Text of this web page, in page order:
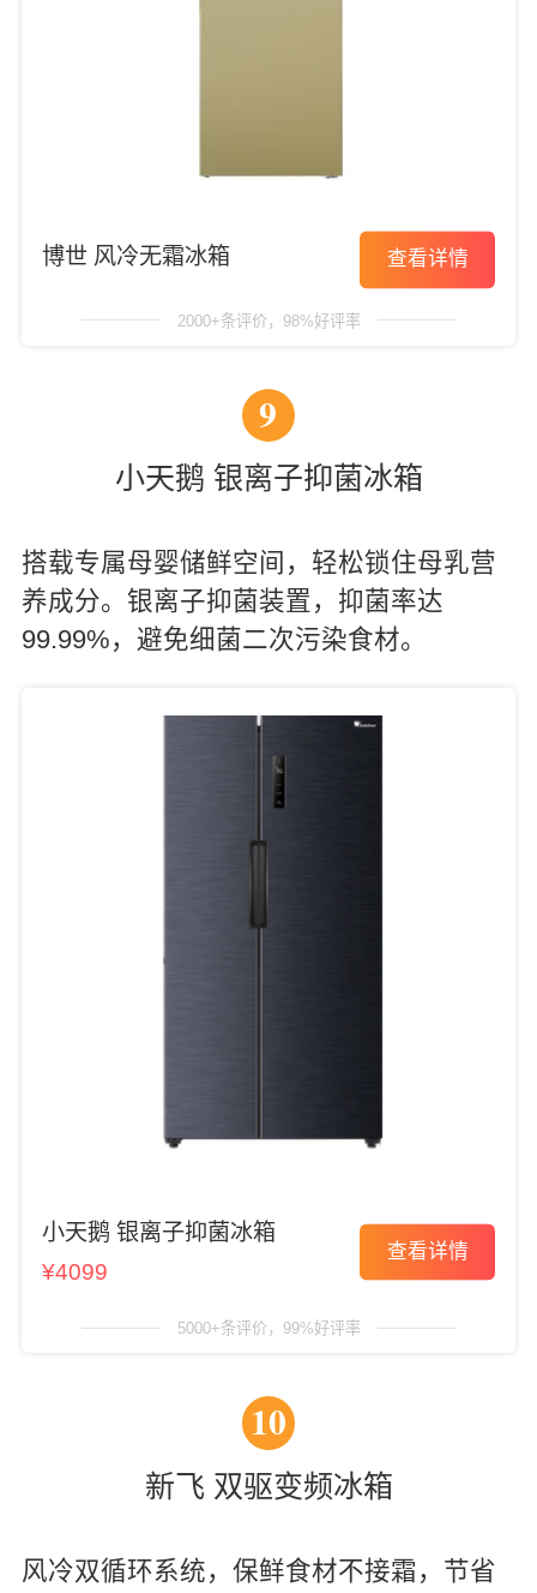
博世 风冷无霜冰箱 查看详情
2000+条评价，98%好评率
9
小天鹅 银离子抑菌冰箱
搭载专属母婴储鲜空间，轻松锁住母乳营
养成分。银离子抑菌装置，抑菌率达
99.99%，避免细菌二次污染食材。
小天鹅 银离子抑菌冰箱
¥4099
查看详情
5000+条评价，99%好评率
10
新飞 双驱变频冰箱
风冷双循环系统，保鲜食材不接霜，节省